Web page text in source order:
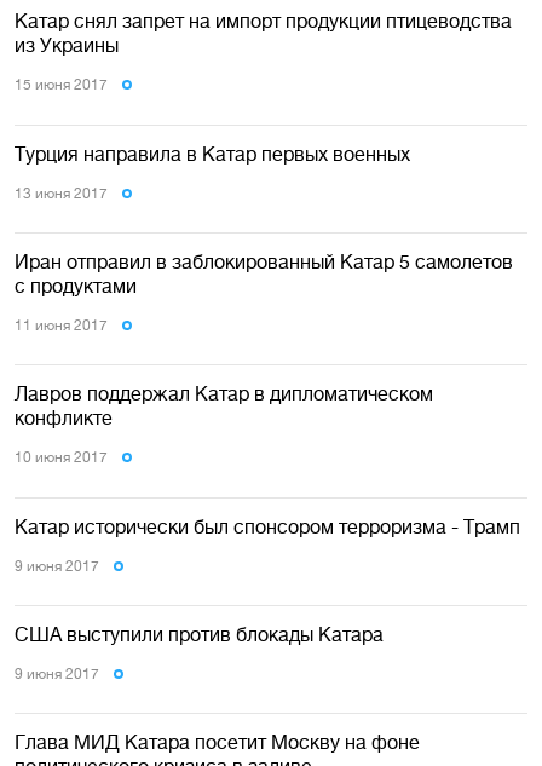
Катар снял запрет на импорт продукции птицеводства
из Украины
15 июня 2017
Турция направила в Катар первых военных
13 июня 2017
Иран отправил в заблокированный Катар 5 самолетов
с продуктами
11 июня 2017
Лавров поддержал Катар в дипломатическом
конфликте
10 июня 2017
Катар исторически был спонсором терроризма - Трамп
9 июня 2017
США выступили против блокады Катара
9 июня 2017
Глава МИД Катара посетит Москву на фоне